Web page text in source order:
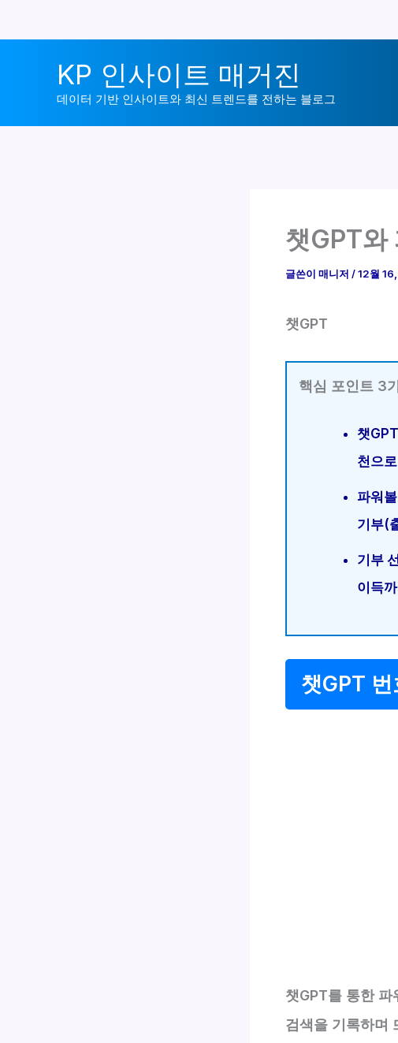
KP 인사이트 매거진
데이터 기반 인사이트와 최신 트렌드를 전하는 블로그
챗GPT와
글쓴이 매니저 /12월
챗GPT
핵심 포인트 3
챗
천으
파워
기부(
기부
이득
챗GPT
챗GPT를 통한
검색을 기록하며